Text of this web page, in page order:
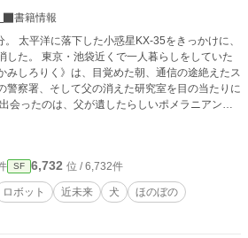
ァンタジーです。 ラストシーンを見ていただけ
ただけると思います。
書籍情報
に、
しをしていた
みしろりく》は、目覚めた朝、通信の途絶えたス
警察署、そして父の消えた研究室を目の当たりに
池袋。 薄暗い巨大商業
ンフラ。 そして、世界中から人間だけが消え
ながら東京を旅する、終末ほのぼのSFロードム
SF 6,732 位 / 6,732件
ロボット 近未来 犬
ほのぼの